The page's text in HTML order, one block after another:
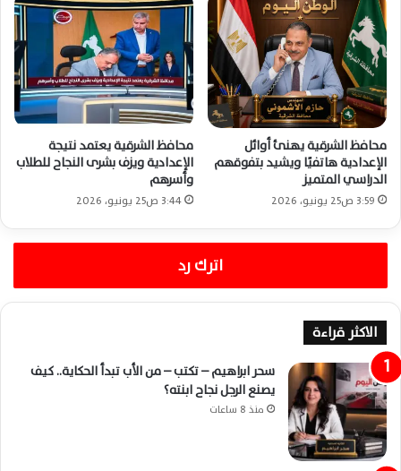
محافظ الشرقية يهنئ أوائل
الإعدادية هاتفيًا ويشيد بتفوقهم
الدراسي المتميز
3:59 ص25 يونيو، 2026
محافظ الشرقية يعتمد نتيجة
الإعدادية ويزف بشرى النجاح للطلاب
وأسرهم
3:44 ص25 يونيو، 2026
اترك رد
الاكثر قراءة
سحر ابراهيم – تكتب – من الأب تبدأ الحكاية.. كيف
يصنع الرجل نجاح ابنته؟
منذ 8 ساعات